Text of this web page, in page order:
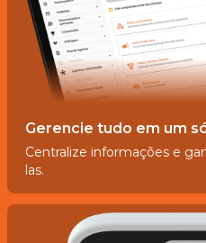
Gerencie tudo em um
Centralize informações e
las.